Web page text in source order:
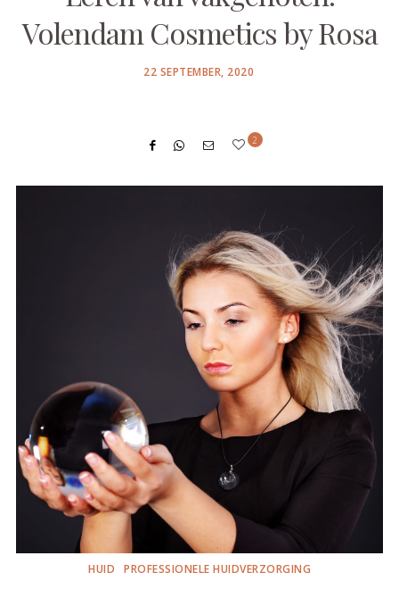
Volendam Cosmetics by Rosa
POSTED
22 SEPTEMBER, 2020
2
HUID PROFESSIONELE HUIDVERZORGING